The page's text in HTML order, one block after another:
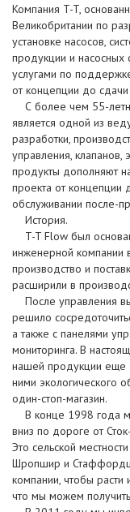
Компания T-T,
Великобритании по
установке насосов,
продукции и насосных
услугами по
от концепции до
С более чем 55-
является одной из
разработки,
управления, клапанов,
продукты дополняют
проекта от
обслуживании после-
История.
T-T Flow был
инженерной компании
производство и
расширили в
После управления
решило
а также с панелями
мониторинга. В
нашей продукции еще
ними экологического
один-стоп-магазин.
В конце 1998 года
вниз по дороге от
Это сельской
Шропшир и
компании, чтобы расти
что мы можем